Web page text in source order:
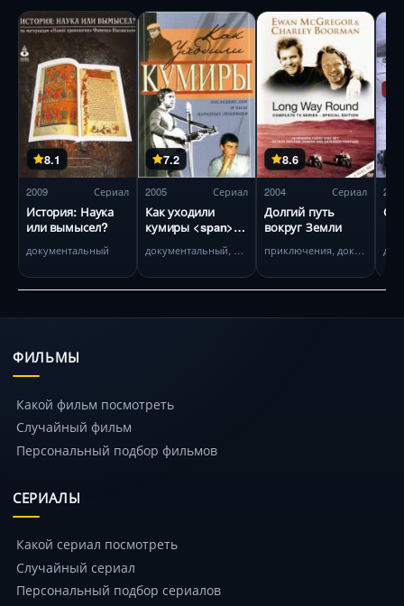
8.1
2009 Сериал
История: Наука
или вымысел?
документальный
7.2
2005 Сериал
Как уходили
кумиры <span>
&ndash; 2007)
</span>
8.6
2004 Сериал
Долгий путь
вокруг Земли
2003
ФИЛЬМЫ
Какой фильм посмотреть
Случайный фильм
Персональный подбор фильмов
СЕРИАЛЫ
Какой сериал посмотреть
Случайный сериал
Персональный подбор сериалов